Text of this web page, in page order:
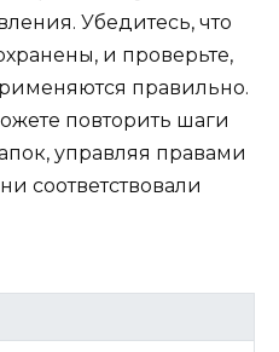
Убедитесь, что
и проверьте,
правильно.
повторить шаги
управляя правами
соответствовали